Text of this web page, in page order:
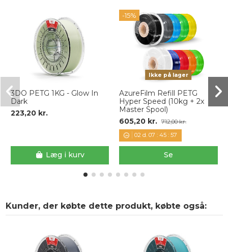
3DO PETG 1KG - Glow In
Dark
223,20 kr.
Læg i kurv
-15%
Ikke på lager
AzureFilm Refill PETG
Hyper Speed (10kg + 2x
Master Spool)
605,20 kr. 712,00 kr.
02 d. 07 :45 :57
Se
Kunder, der købte dette produkt, købte også: